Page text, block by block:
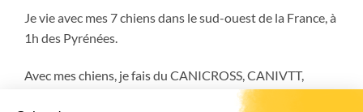
Je vie avec mes 7 chiens dans le sud-ouest de la France, à
1h des Pyrénées.
Avec mes chiens, je fais du CANICROSS, CANIVTT,